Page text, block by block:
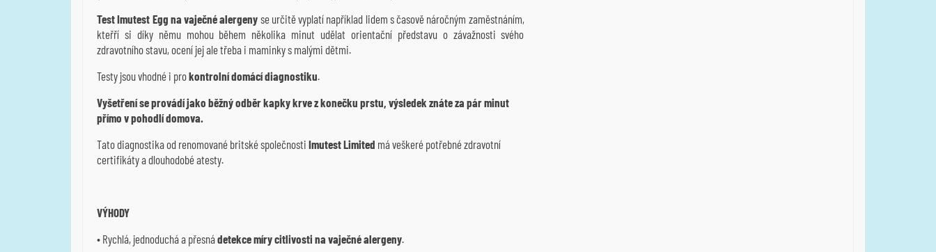
Test Imutest Egg na vaječné alergeny se určitě vyplatí například lidem s časově náročným zaměstnáním,
kteřří si díky němu mohou během několika minut udělat orientační představu o závažnosti svého
zdravotního stavu, ocení jej ale třeba i maminky s malými dětmi.
Testy jsou vhodné i prokontrolní domácí diagnostiku.
Vyšetření se provádí jako běžný odběr kapky krve z konečku prstu, výsledek znáte za pár minut
přímo v pohodlí domova.
Tato diagnostika od renomované britské společnosti Imutest Limited má veškeré potřebné zdravotní
certifikáty a dlouhodobé atesty.
VÝHODY
• Rychlá, jednoduchá a přesnádetekce míry citlivosti na vaječné alergeny.